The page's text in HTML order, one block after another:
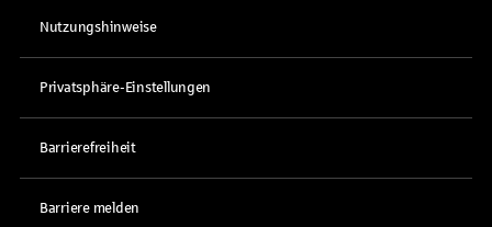
Nutzungshinweise
Privatsphäre-Einstellungen
Barrierefreiheit
Barriere melden